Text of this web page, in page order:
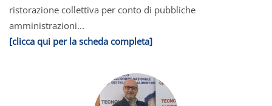
ristorazione collettiva per conto di pubbliche
amministrazioni...
[clicca qui per la scheda completa]